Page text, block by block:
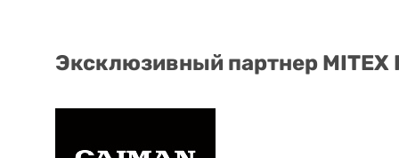
Эксклюзивный партнер